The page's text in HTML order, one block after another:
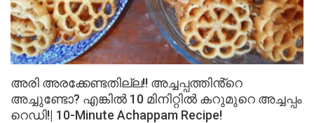
അരി അരക്കേണ്ടതില്ല!! അച്ചപ്പത്തിൻ്റെ
അച്ചുണ്ടോ? എങ്കിൽ 10 മിനിറ്റിൽ കറുമുറെ അച്ചപ്പം
റെഡി!| 10-Minute Achappam Recipe!